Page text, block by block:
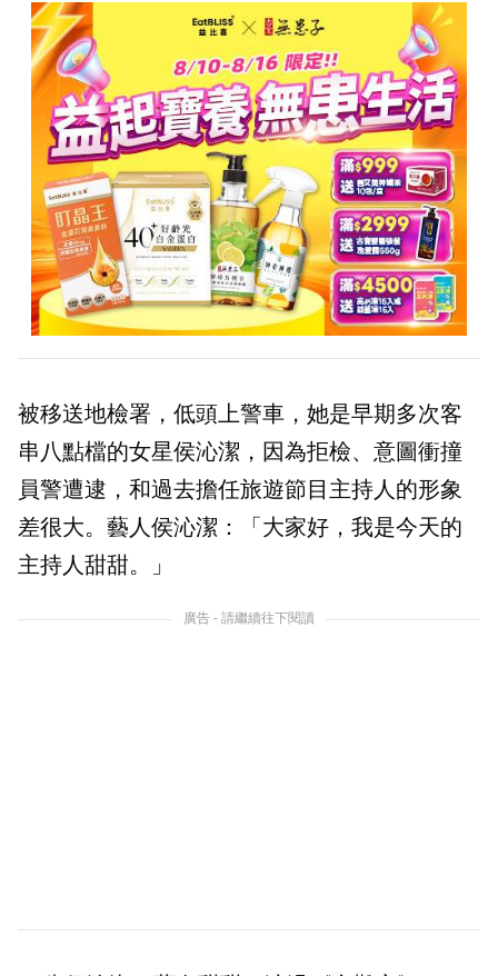
被移送地檢署，低頭上警車，她是早期多次客
串八點檔的女星侯沁潔，因為拒檢、意圖衝撞
員警遭逮，和過去擔任旅遊節目主持人的形象
差很大。藝人侯沁潔：「大家好，我是今天的
主持人甜甜。」
廣告 - 請繼續往下閱讀